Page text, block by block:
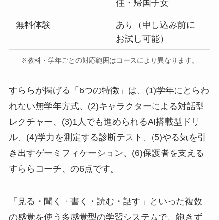
住・帰国子女
無料体験
あり（申し込み前に
お試し可能）
※教科・学年ごとの対応範囲はコースにより異なります。
すららが掲げる「6つの特徴」は、(1)学年にとらわ
れない無学年方式、(2)キャラクターによる対話型
レクチャー、(3)1人でも進められるAI搭載型ドリ
ル、(4)学力を測定する診断テスト、(5)やる気を引
き出すゲーミフィケーション、(6)保護者を支える
すららコーチ、の6点です。
「見る・聞く・書く・読む・話す」といった複数
の感覚を使う多感覚型の学習システムで、飽きず